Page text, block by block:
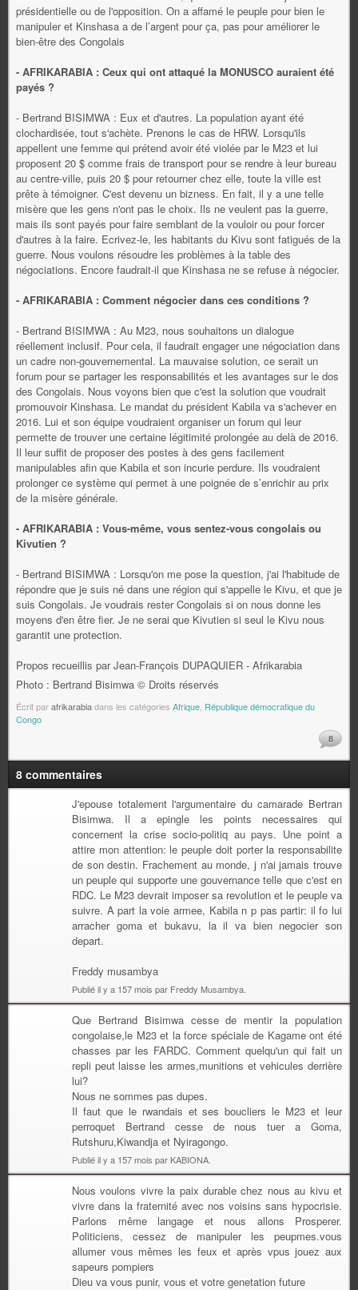
présidentielle ou de l'opposition. On a affamé le peuple pour bien le
manipuler et Kinshasa a de l’argent pour ça, pas pour améliorer le
bien-être des Congolais
- AFRIKARABIA : Ceux qui ont attaqué la MONUSCO auraient été
payés ?
- Bertrand BISIMWA : Eux et d'autres. La population ayant été
clochardisée, tout s'achète. Prenons le cas de HRW. Lorsqu'ils
appellent une femme qui prétend avoir été violée par le M23 et lui
proposent 20 $ comme frais de transport pour se rendre à leur bureau
au centre-ville, puis 20 $ pour retourner chez elle, toute la ville est
prête à témoigner. C'est devenu un bizness. En fait, il y a une telle
misère que les gens n'ont pas le choix. Ils ne veulent pas la guerre,
mais ils sont payés pour faire semblant de la vouloir ou pour forcer
d'autres à la faire. Ecrivez-le, les habitants du Kivu sont fatigués de la
guerre. Nous voulons résoudre les problèmes à la table des
négociations. Encore faudrait-il que Kinshasa ne se refuse à négocier.
- AFRIKARABIA : Comment négocier dans ces conditions ?
- Bertrand BISIMWA : Au M23, nous souhaitons un dialogue
réellement inclusif. Pour cela, il faudrait engager une négociation dans
un cadre non-gouvernemental. La mauvaise solution, ce serait un
forum pour se partager les responsabilités et les avantages sur le dos
des Congolais. Nous voyons bien que c'est la solution que voudrait
promouvoir Kinshasa. Le mandat du président Kabila va s'achever en
2016. Lui et son équipe voudraient organiser un forum qui leur
permette de trouver une certaine légitimité prolongée au delà de 2016.
Il leur suffit de proposer des postes à des gens facilement
manipulables afin que Kabila et son incurie perdure. Ils voudraient
prolonger ce système qui permet à une poignée de s’enrichir au prix
de la misère générale.
- AFRIKARABIA : Vous-même, vous sentez-vous congolais ou
Kivutien ?
- Bertrand BISIMWA : Lorsqu'on me pose la question, j'ai l'habitude de
répondre que je suis né dans une région qui s'appelle le Kivu, et que je
suis Congolais. Je voudrais rester Congolais si on nous donne les
moyens d'en être fier. Je ne serai que Kivutien si seul le Kivu nous
garantit une protection.
Propos recueillis par Jean-François DUPAQUIER - Afrikarabia
Photo : Bertrand Bisimwa © Droits réservés
Écrit parafrikarabiadans les catégories Afrique République démocratique du
Congo
8
8 commentaires
J'epouse totalement l'argumentaire du camarade Bertran
Bisimwa. Il a epingle les points necessaires qui
concernent la crise socio-politiq au pays. Une point a
attire mon attention: le peuple doit porter la responsabilite
de son destin. Frachement au monde, j n'ai jamais trouve
un peuple qui supporte une gouvernance telle que c'est en
RDC. Le M23 devrait imposer sa revolution et le peuple va
suivre. A part la voie armee, Kabila n p pas partir: il fo lui
arracher goma et bukavu, la il va bien negocier son
depart.
Freddy musambya
Publié il y a 157 mois par Freddy Musambya.
Que Bertrand Bisimwa cesse de mentir la population
congolaise,le M23 et la force spéciale de Kagame ont été
chasses par les FARDC. Comment quelqu'un qui fait un
repli peut laisse les armes,munitions et vehicules derrière
lui?
Nous ne sommes pas dupes.
Il faut que le rwandais et ses boucliers le M23 et leur
perroquet Bertrand cesse de nous tuer a Goma,
Rutshuru,Kiwandja et Nyiragongo.
Publié il y a 157 mois par KABIONA.
Nous voulons vivre la paix durable chez nous au kivu et
vivre dans la fraternité avec nos voisins sans hypocrisie.
Parlons même langage et nous allons Prosperer.
Politiciens, cessez de manipuler les peupmes.vous
allumer vous mêmes les feux et après vpus jouez aux
sapeurs pompiers
Dieu va vous punir, vous et votre genetation future